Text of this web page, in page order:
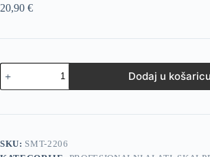
20,90 €
Dodaj u košaricu
SKU: SMT-2206